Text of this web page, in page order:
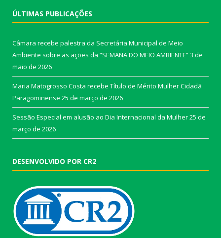
ÚLTIMAS PUBLICAÇÕES
Câmara recebe palestra da Secretária Municipal de Meio
Ambiente sobre as ações da “SEMANA DO MEIO AMBIENTE”3 de
maio de 2026
Maria Matogrosso Costa recebe Título de Mérito Mulher Cidadã
Paragominense 25 de março de 2026
Sessão Especial em alusão ao Dia Internacional da Mulher25 de
março de 2026
DESENVOLVIDO POR CR2